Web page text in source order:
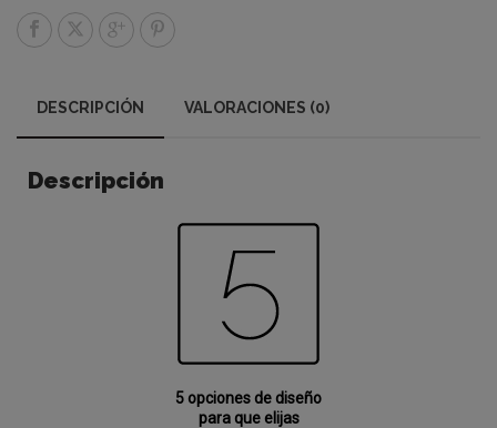
DESCRIPCIÓN VALORACIONES (0)
Descripción
5 opciones de diseño
para que elijas